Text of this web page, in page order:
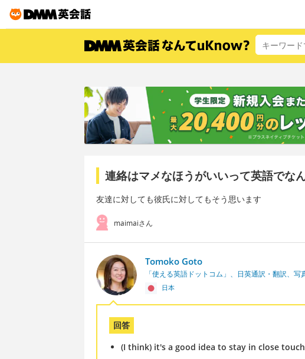
連絡はマメなほうがいいって英語でな
友達に対しても彼氏に対してもそう思います
maimaiさん
Tomoko Goto
「使える英語ドットコム」、日英通訳・翻訳、写
日本
回答
(I think) it's a good idea to stay in close